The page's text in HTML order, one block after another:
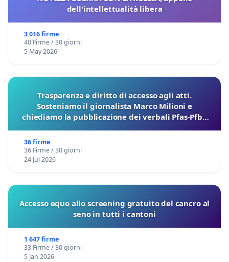
dell'intellettualità libera
3 016 firme
40 Firme / 30 giorni
5 May 2026
Trasparenza e diritto di accesso agli atti.
Sosteniamo il giornalista Marco Milioni e
chiediamo la pubblicazione dei verbali Pfas-Pfba
36 firme
36 Firme / 30 giorni
24 Jul 2026
Accesso equo allo screening gratuito del cancro al
seno in tutti i cantoni
1 647 firme
33 Firme / 30 giorni
5 Jan 2026